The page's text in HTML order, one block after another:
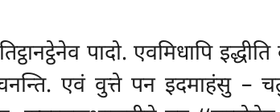
पादो. एवमिधापि
एवं वुत्ते पन इदमाहंसु –